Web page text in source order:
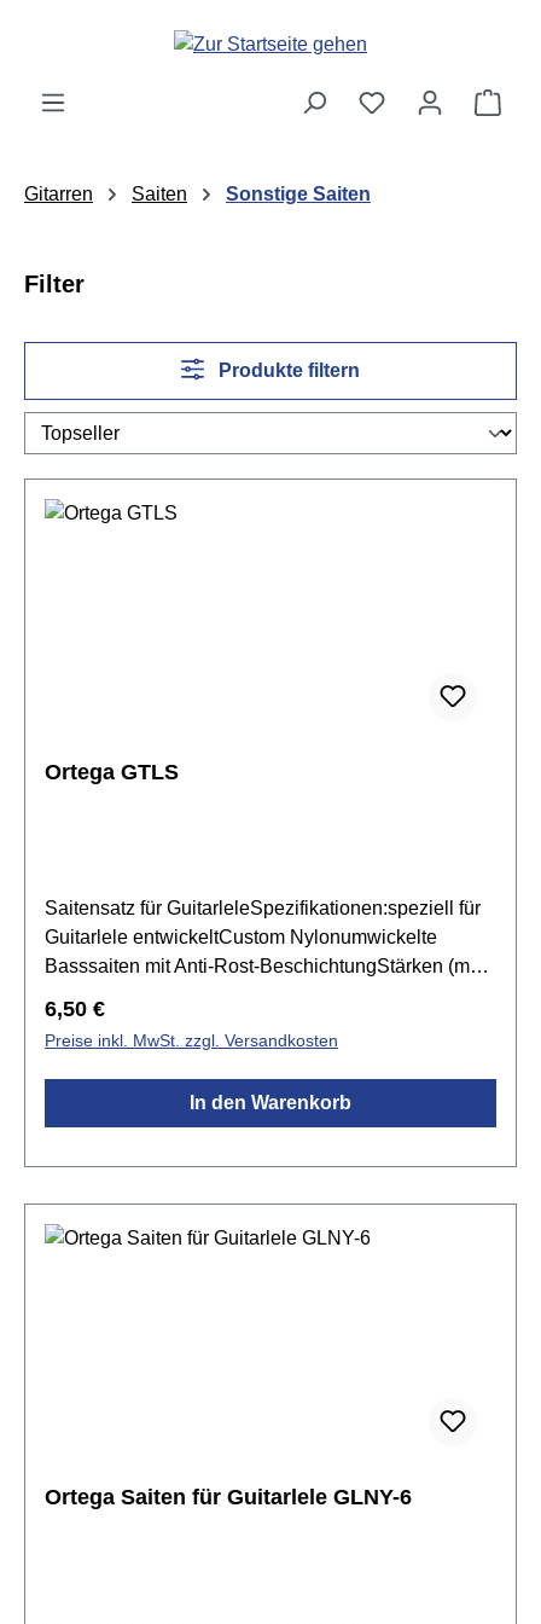
Zum Hauptinhalt springen
Gitarren Saiten Sonstige Saiten
Filter
Produkte filtern
Ortega GTLS
Saitensatz für GuitarleleSpezifikationen:speziell für
Guitarlele entwickeltCustom Nylonumwickelte
Basssaiten mit Anti-Rost-BeschichtungStärken (mm):
Regulärer Preis:
6,50 €
Preise inkl. MwSt. zzgl. Versandkosten
In den Warenkorb
Ortega Saiten für Guitarlele GLNY-6